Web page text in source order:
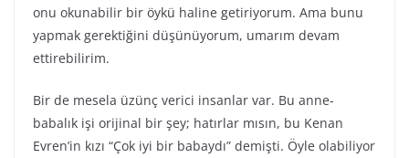
onu okunabilir bir öykü haline getiriyorum. Ama bunu
yapmak gerektiğini düşünüyorum, umarım devam
ettirebilirim.
Bir de mesela üzünç verici insanlar var. Bu anne-
babalık işi orijinal bir şey; hatırlar mısın, bu Kenan
Evren’in kızı “Çok iyi bir babaydı” demişti. Öyle olabiliyor